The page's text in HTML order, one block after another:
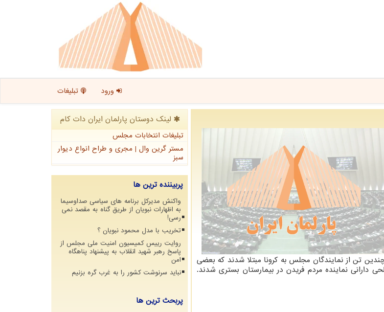
ورود تبلیغات
تن از نمایندگان مجلس به کرونا مبتلا شدند که بعضی
نماینده مردم فریدن در بیمارستان بستری شدند.
لینک دوستان پارلمان ایران دات كام
تبلیغات انتخابات مجلس
مستر گرین وال | مجری و طراح انواع دیوار
سبز
پربیننده ترین ها
واکنش مدیرکل برنامه های سیاسی صداوسیما
به اظهارات نبویان از طریق گناه به مقصد نمی
رسی!
تخریب با مدل محمود نبویان ؟
روایت رییس کمیسیون امنیت ملی مجلس از
پاسخ رهبر شهید انقلاب به پیشنهاد پناهگاه
امن
نباید سرنوشت کشور را به غرب گره بزنیم
پربحث ترین ها